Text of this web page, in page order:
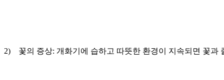
2) 꽃의 증상: 개화기에 습하고 따뜻한 환경이 지속되면 꽃과